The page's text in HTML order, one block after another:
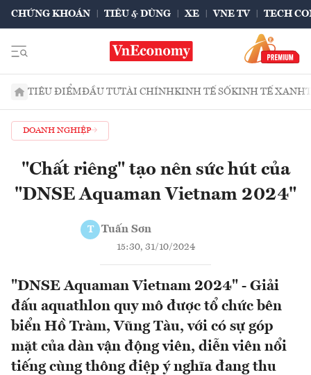
CHỨNG KHOÁN TIÊU & DÙNG XE VNE TV TECH
TIÊU ĐIỂMĐẦU TƯTÀI CHÍNHKINH TẾ SỐKINH TẾ XANH
DOANH NGHIỆP
"Chất riêng" tạo nên sức hút của
"DNSE Aquaman Vietnam 2024"
T Tuấn Sơn
15:30, 31/10/2024
"DNSE Aquaman Vietnam 2024" - Giải
đấu aquathlon quy mô được tổ chức bên
biển Hồ Tràm, Vũng Tàu, với có sự góp
mặt của dàn vận động viên, diễn viên nổi
tiếng cùng thông điệp ý nghĩa đang thu